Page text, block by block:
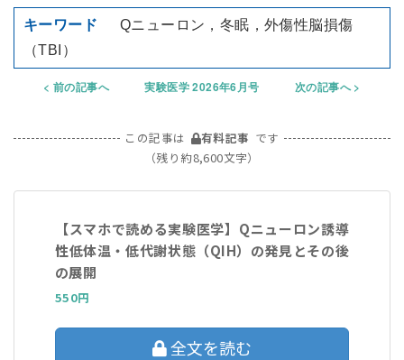
Qニューロン，冬眠，外傷性脳損傷
（TBI）
前の記事へ 実験医学 2026年6月号 次の記事へ
この記事は 有料記事 です
（残り約8,600文字）
【スマホで読める実験医学】Qニューロン誘導
性低体温・低代謝状態（QIH）の発見とその後
の展開
550円
全文を読む